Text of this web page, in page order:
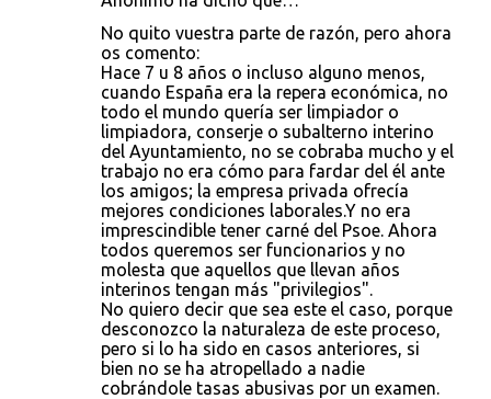
No quito vuestra parte de razón, pero ahora
os comento:
Hace 7 u 8 años o incluso alguno menos,
cuando España era la repera económica, no
todo el mundo quería ser limpiador o
limpiadora, conserje o subalterno interino
del Ayuntamiento, no se cobraba mucho y el
trabajo no era cómo para fardar del él ante
los amigos; la empresa privada ofrecía
mejores condiciones laborales.Y no era
imprescindible tener carné del Psoe. Ahora
todos queremos ser funcionarios y no
molesta que aquellos que llevan años
interinos tengan más "privilegios".
No quiero decir que sea este el caso, porque
desconozco la naturaleza de este proceso,
pero si lo ha sido en casos anteriores, si
bien no se ha atropellado a nadie
cobrándole tasas abusivas por un examen.